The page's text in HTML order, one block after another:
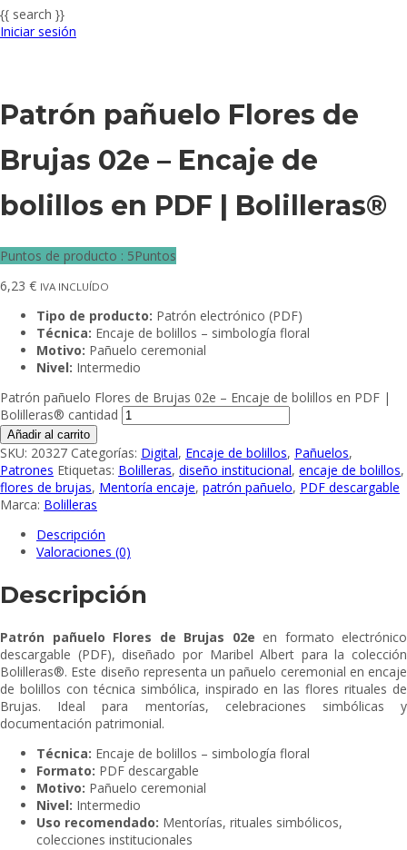
{{ search }}
Iniciar sesión
Patrón pañuelo Flores de
Brujas 02e – Encaje de
bolillos en PDF | Bolilleras®
Puntos de producto : 5Puntos
6,23 € IVA INCLUÍDO
Tipo de producto: Patrón electrónico (PDF)
Técnica: Encaje de bolillos – simbología floral
Motivo: Pañuelo ceremonial
Nivel: Intermedio
Patrón pañuelo Flores de Brujas 02e – Encaje de bolillos en PDF |
Bolilleras® cantidad
Añadir al carrito
SKU: 20327 Categorías: Digital, Encaje de bolillos, Pañuelos,
Patrones Etiquetas: Bolilleras, diseño institucional, encaje de bolillos,
flores de brujas, Mentoría encaje, patrón pañuelo, PDF descargable
Marca: Bolilleras
Descripción
Valoraciones (0)
Descripción
Patrón pañuelo Flores de Brujas 02e en formato electrónico
descargable (PDF), diseñado por Maribel Albert para la colección
Bolilleras®. Este diseño representa un pañuelo ceremonial en encaje
de bolillos con técnica simbólica, inspirado en las flores rituales de
Brujas. Ideal para mentorías, celebraciones simbólicas y
documentación patrimonial.
Técnica: Encaje de bolillos – simbología floral
Formato: PDF descargable
Motivo: Pañuelo ceremonial
Nivel: Intermedio
Uso recomendado: Mentorías, rituales simbólicos,
colecciones institucionales